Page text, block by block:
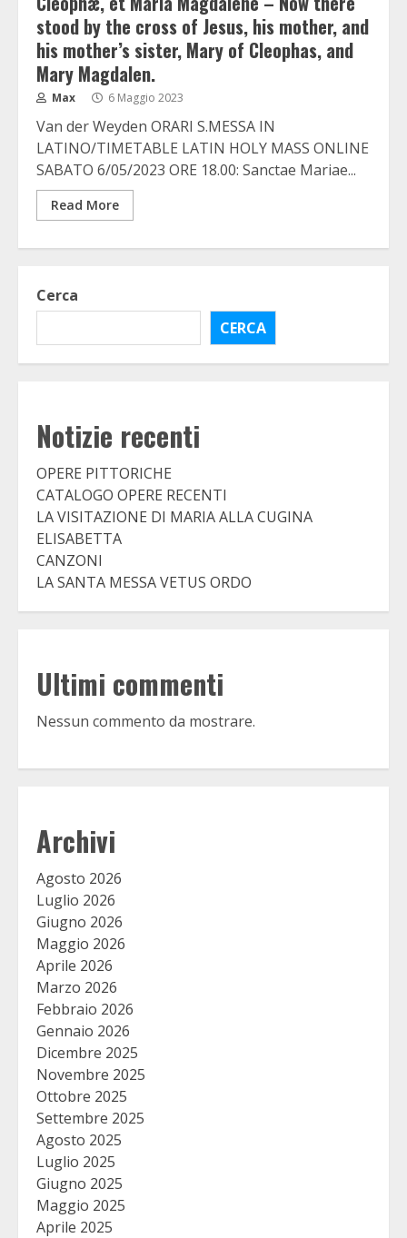
stood by the cross of Jesus, his mother, and
his mother’s sister, Mary of Cleophas, and
Mary Magdalen.
Max 6 Maggio 2023
Van der Weyden ORARI S.MESSA IN
LATINO/TIMETABLE LATIN HOLY MASS ONLINE
SABATO 6/05/2023 ORE 18.00: Sanctae Mariae...
Read More
Cerca
CERCA
Notizie recenti
OPERE PITTORICHE
CATALOGO OPERE RECENTI
LA VISITAZIONE DI MARIA ALLA CUGINA
ELISABETTA
CANZONI
LA SANTA MESSA VETUS ORDO
Ultimi commenti
Nessun commento da mostrare.
Archivi
Agosto 2026
Luglio 2026
Giugno 2026
Maggio 2026
Aprile 2026
Marzo 2026
Febbraio 2026
Gennaio 2026
Dicembre 2025
Novembre 2025
Ottobre 2025
Settembre 2025
Agosto 2025
Luglio 2025
Giugno 2025
Maggio 2025
Aprile 2025